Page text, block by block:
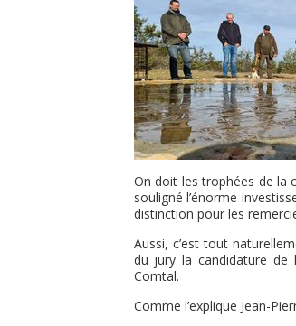
On doit les trophées de la
souligné l’énorme
distinction pour les
Aussi, c’est tout
du jury la candidature de
Comtal.
Comme l’explique Jean-